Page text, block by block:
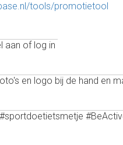
tools/promotietool
aan of log in
en logo bij de hand en